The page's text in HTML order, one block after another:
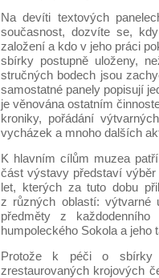
Na devíti textových
současnost, dozvíte se,
založení a kdo v jeho práci
sbírky postupně uloženy,
stručných bodech jsou
samostatné panely popisují
je věnována ostatním
kroniky, pořádání
vycházek a mnoho dalších
K hlavním cílům muzea
část výstavy představí
let, kterých za tuto dobu
z různých oblastí: výtvarné
předměty z
humpoleckého Sokola a jeho
Protože k péči o sbírky
zrestaurovaných krojových